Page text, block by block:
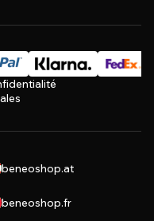
beneoshop.at
beneoshop.fr